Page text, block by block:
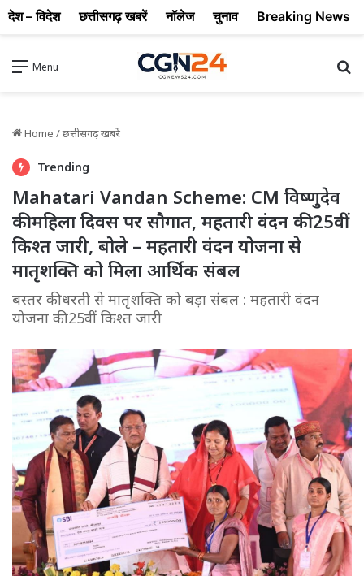
Menu
Home /छत्तीसगढ़ खबरें
Trending
Mahatari Vandan Scheme: CM विष्णुदेव
की महिला दिवस पर सौगात, महतारी वंदन की 25वीं
किश्त जारी, बोले – महतारी वंदन योजना से
मातृशक्ति को मिला आर्थिक संबल
बस्तर की धरती से मातृशक्ति को बड़ा संबल : महतारी वंदन
योजना की 25वीं किश्त जारी
देश – विदेश छत्तीसगढ़ खबरें नॉलेज चुनाव Breaking News